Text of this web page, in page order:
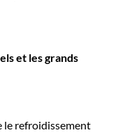
et les grands
le refroidissement